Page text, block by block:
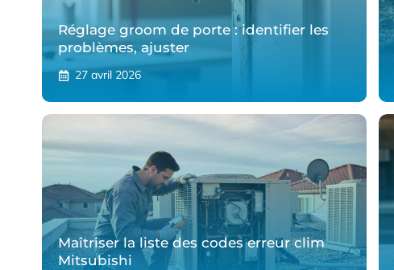
Réglage groom de porte : identifier les
problèmes, ajuster
27 avril 2026
Maîtriser la liste des codes erreur clim
Mitsubishi